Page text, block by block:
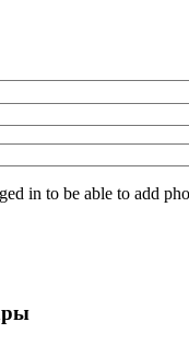
in to be able to add